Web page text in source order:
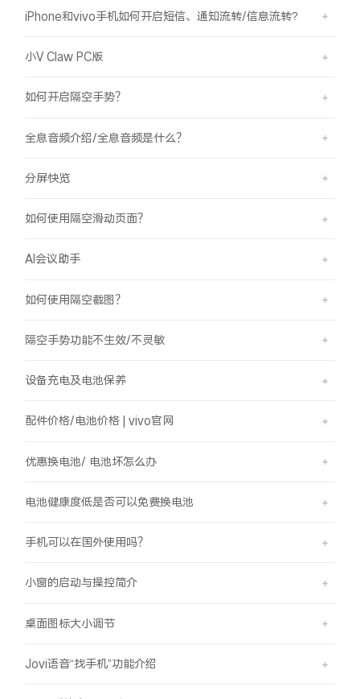
iPhone和vivo手机如何开启短信、通知流转/信息流转?
小V Claw PC版
如何开启隔空手势？
全息音频介绍/全息音频是什么？
分屏快览
如何使用隔空滑动页面？
AI会议助手
如何使用隔空截图？
隔空手势功能不生效/不灵敏
设备充电及电池保养
配件价格/电池价格 | vivo官网
优惠换电池/ 电池坏怎么办
电池健康度低是否可以免费换电池
手机可以在国外使用吗？
小窗的启动与操控简介
桌面图标大小调节
Jovi语音“找手机”功能介绍